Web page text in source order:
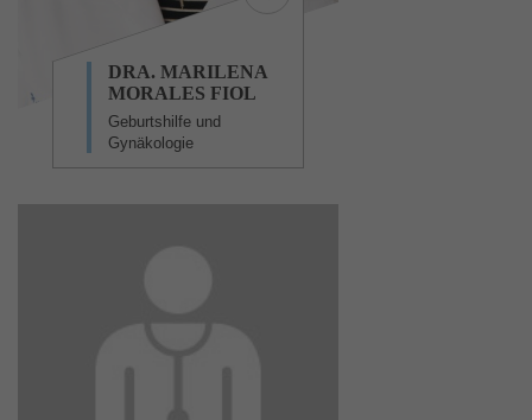
DRA. MARILENA
MORALES FIOL
Geburtshilfe und
Gynäkologie